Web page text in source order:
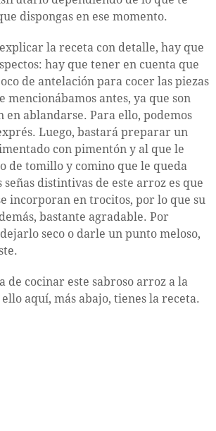
dispongas en ese momento.
la receta con detalle, hay que
hay que tener en cuenta que
de antelación para cocer las piezas
mencionábamos antes, ya que son
en ablandarse. Para ello, podemos
Luego, bastará preparar un
con pimentón y al que le
de tomillo y comino que le queda
señas distintivas de este arroz es que
incorporan en trocitos, por lo que su
bastante agradable. Por
seco o darle un punto meloso,
de cocinar este sabroso arroz a la
aquí, más abajo, tienes la receta.